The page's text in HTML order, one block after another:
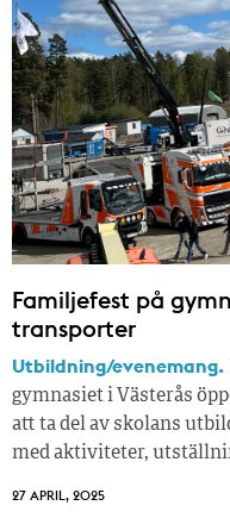
Familjefest på
transporter
Utbildning/evenemang.
gymnasiet i Västerås
att ta del av skolans
med aktiviteter,
27 APRIL, 2025